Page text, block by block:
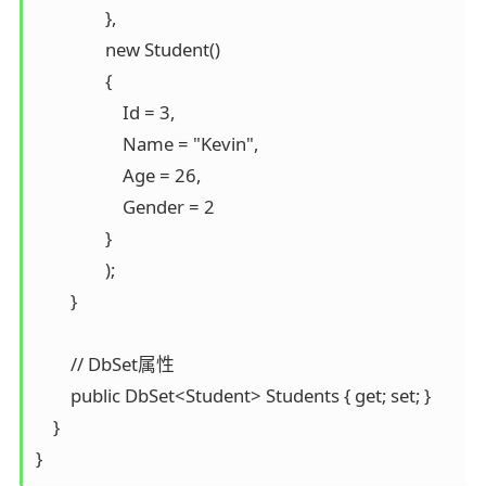
                },
                new Student()
                {
                    Id = 3,
                    Name = "Kevin",
                    Age = 26,
                    Gender = 2
                }
                );
        }
        // DbSet属性
        public DbSet<Student> Students { get; set; }
    }
}